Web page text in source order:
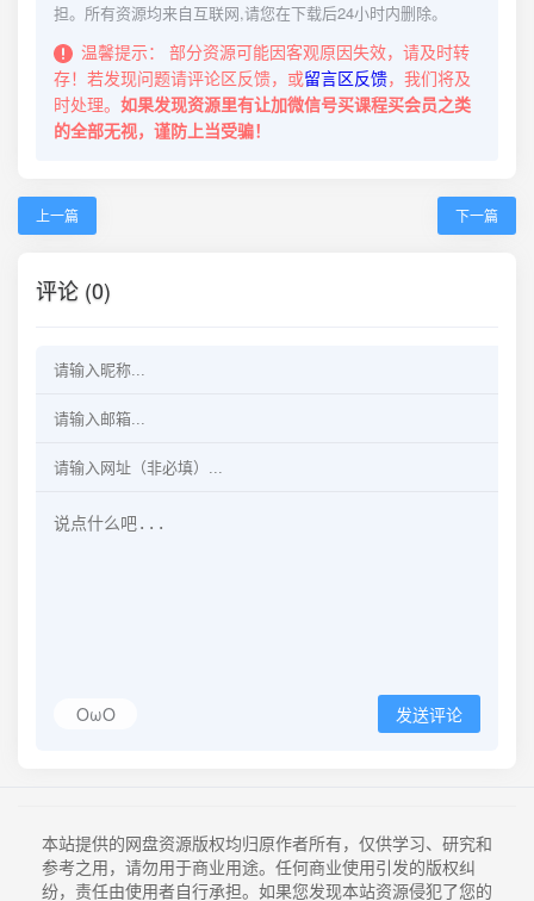
担。所有资源均来自互联网,请您在下载后24小时内删除。
温馨提示：
部分资源可能因客观原因失效，请及时转
存！若发现问题请评论区反馈，或留言区反馈，我们将及
时处理。 如果发现资源里有让加微信号买课程买会员之类
的全部无视，谨防上当受骗！
上一篇 下一篇
评论 (0)
OωO 发送评论
本站提供的网盘资源版权均归原作者所有，仅供学习、研究和
参考之用，请勿用于商业用途。任何商业使用引发的版权纠
纷，责任由使用者自行承担。如果您发现本站资源侵犯了您的